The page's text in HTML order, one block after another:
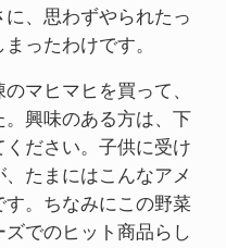
、思わずやられたっ
ったわけです。
マヒマヒを買って、
興味のある方は、下
ださい。子供に受け
たまにはこんなアメ
す。ちなみにこの野菜
でのヒット商品らし